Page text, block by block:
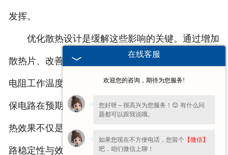
发挥。
优化散热设计是缓解这些影响的关键。通过增加
散热片、改善空气流动或采用强制散热措施，可降低
电阻工作温度，维持阻值稳定，延长元件寿命，并确
保电路在预期参数下稳定运行。因此，铝壳电阻的散
热效果不仅是元件自身的性能问题，更是关乎整个电
路稳定性与效率的重要因素。
在线客服
欢迎您的咨询，期待为您服务!
您好呀～很高兴为您服务！😊 有什么问
题都可以跟我说哦。
如果您现在不方便电话，您留个 【微信】
吧，咱们微信上聊！